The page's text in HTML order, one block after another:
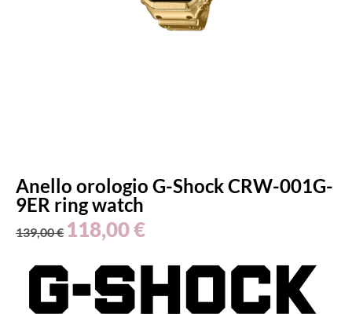
Anello orologio G-Shock CRW-001G-
9ER ring watch
139,00€ 118,00€